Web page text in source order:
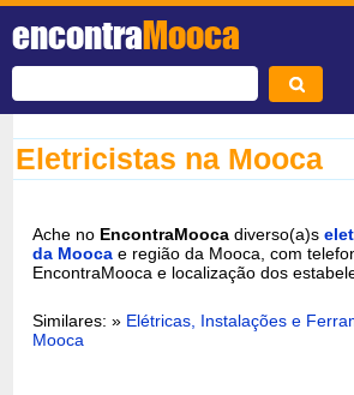
encontraMooca
Eletricistas na Mooca
Ache no EncontraMooca diverso(a)s
da Mooca e região da Mooca, com
EncontraMooca e localização dos
Similares: » Elétricas, Instalações e
Mooca